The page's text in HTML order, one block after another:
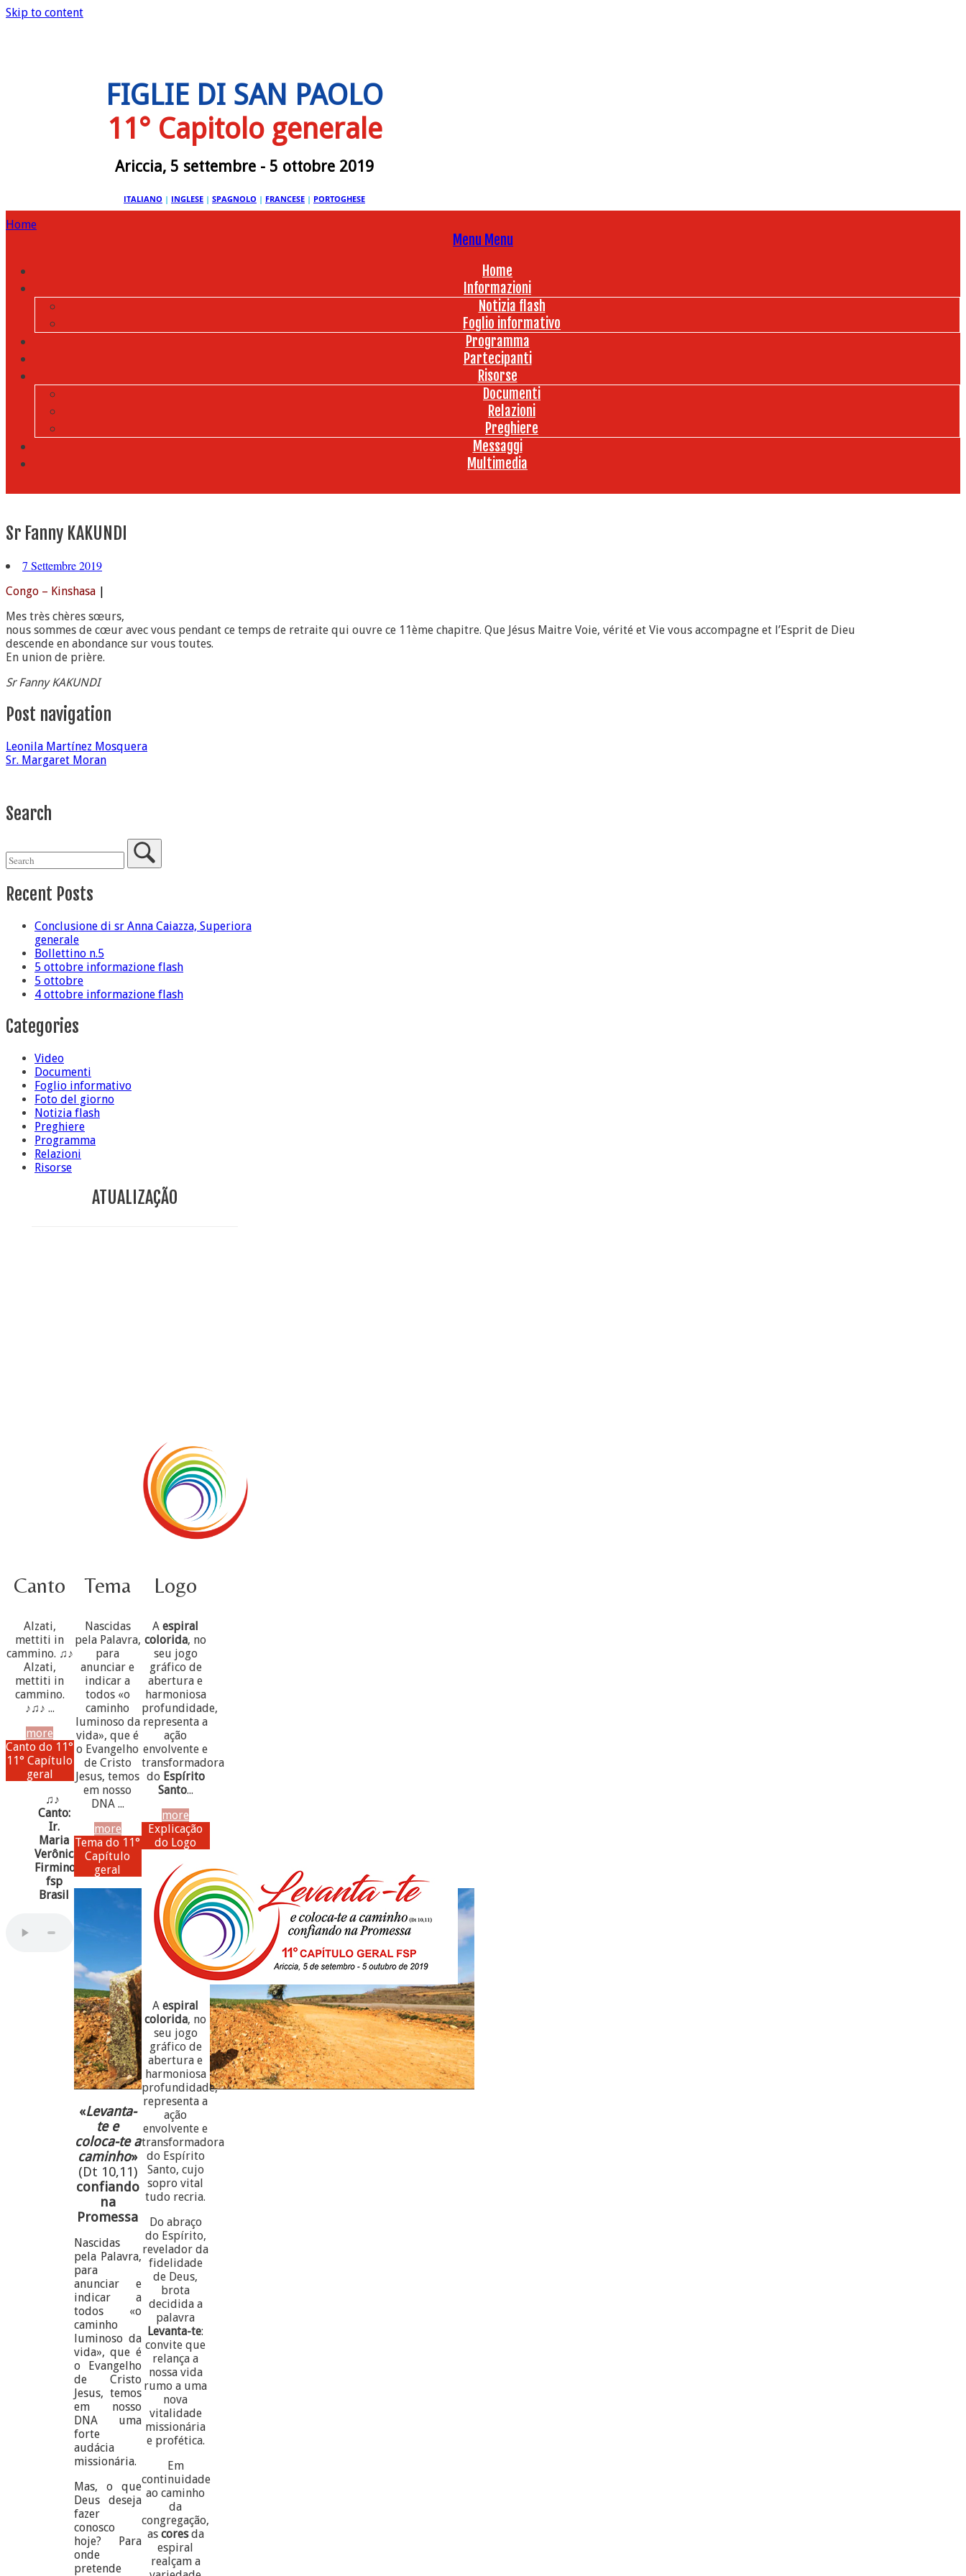
Skip to content
FIGLIE DI SAN PAOLO
11° Capitolo generale
Ariccia, 5 settembre - 5 ottobre 2019
ITALIANO | INGLESE | SPAGNOLO | FRANCESE | PORTOGHESE
Home
Menu Menu
Home
Informazioni
Notizia flash
Foglio informativo
Programma
Partecipanti
Risorse
Documenti
Relazioni
Preghiere
Messaggi
Multimedia
Sr Fanny KAKUNDI
7 Settembre 2019
Congo – Kinshasa
Mes très chères sœurs,
nous sommes de cœur avec vous pendant ce temps de retraite qui ouvre ce 11ème chapitre. Que Jésus Maitre Voie, vérité et Vie vous accompagne et l’Esprit de Dieu
descende en abondance sur vous toutes.
En union de prière.
Sr Fanny KAKUNDI
Post navigation
Leonila Martínez Mosquera
Sr. Margaret Moran
Search
Recent Posts
Conclusione di sr Anna Caiazza, Superiora
generale
Bollettino n.5
5 ottobre informazione flash
5 ottobre
4 ottobre informazione flash
Categories
Video
Documenti
Foglio informativo
Foto del giorno
Notizia flash
Preghiere
Programma
Relazioni
Risorse
ATUALIZAÇÃO
Canto
Alzati,
mettiti in
cammino. ♫♪
Alzati,
mettiti in
cammino.
♪♫♪ ...
more
Canto do 11°
11° Capítulo
geral
♫♪
Canto:
Ir.
Maria
Verônica
Firmino,
fsp
Brasil
Tema
Nascidas
pela Palavra,
para
anunciar e
indicar a
todos «o
caminho
luminoso da
vida», que é
o Evangelho
de Cristo
Jesus, temos
em nosso
DNA ...
more
Tema do 11°
Capítulo
geral
«Levanta-
te e
coloca-te a
caminho»
(Dt 10,11)
confiando
na
Promessa
Nascidas
pela Palavra,
para
anunciar e
indicar a
todos «o
caminho
luminoso da
vida», que é
o Evangelho
de Cristo
Jesus, temos
em nosso
DNA uma
forte
audácia
missionária.
Mas, o que
Deus deseja
fazer
conosco
hoje? Para
onde
pretende
Logo
Aespiral
colorida, no
seu jogo
gráfico de
abertura e
harmoniosa
profundidade,
representa a
ação
envolvente e
transformadora
do Espírito
Santo...
more
Explicação
do Logo
Aespiral
colorida, no
seu jogo
gráfico de
abertura e
harmoniosa
profundidade,
representa a
ação
envolvente e
transformadora
do Espírito
Santo, cujo
sopro vital
tudo recria.
Do abraço
do Espírito,
revelador da
fidelidade
de Deus,
brota
decidida a
palavra
Levanta-te:
convite que
relança a
nossa vida
rumo a uma
nova
vitalidade
missionária
e profética.
Em
continuidade
ao caminho
da
congregação,
as coresda
espiral
realçam a